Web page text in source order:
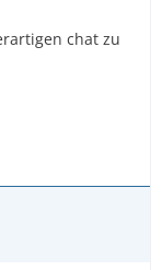
chat zu